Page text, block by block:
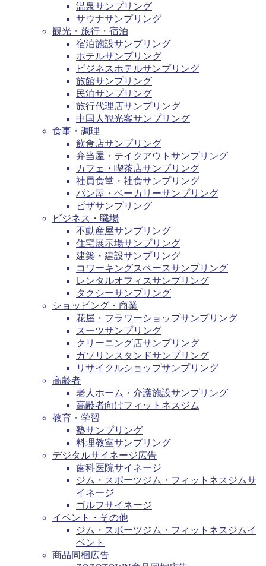
温泉サンプリング
サウナサンプリング
観光・旅行・宿泊
宿泊施設サンプリング
ホテルサンプリング
ビジネスホテルサンプリング
旅館サンプリング
民泊サンプリング
旅行代理店サンプリング
中国人観光客サンプリング
食事・調理
飲食店サンプリング
弁当屋・テイクアウトサンプリング
カフェ・喫茶店サンプリング
社員食堂・社食サンプリング
パン屋・ベーカリーサンプリング
ピザサンプリング
ビジネス・職場
不動産屋サンプリング
住宅展示場サンプリング
建築・建設サンプリング
コワーキングスペースサンプリング
レンタルオフィスサンプリング
タクシーサンプリング
ショッピング・商業
花屋・フラワーショップサンプリング
スーツサンプリング
クリーニング店サンプリング
ガソリンスタンドサンプリング
リサイクルショップサンプリング
高齢者
老人ホーム・介護施設サンプリング
高齢者向けフィットネスジム
教育・学習
塾サンプリング
料理教室サンプリング
デジタルサイネージ広告
歯科医院サイネージ
ジム・スポーツジム・フィットネスジムサ
イネージ
ゴルフサイネージ
イベント・その他
ジム・スポーツジム・フィットネスジムイ
ベント
商品同梱広告